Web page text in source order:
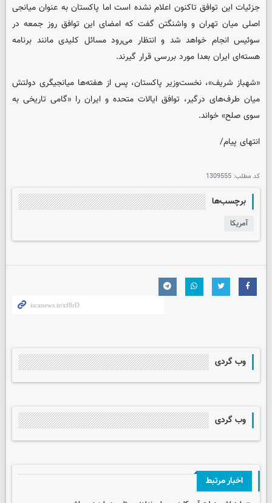
جزئیات این توافق تاکنون اعلام نشده است اما پاکستان به عنوان میانجی
اصلی میان تهران و واشنگتن گفت که امضای این توافق روز جمعه در
سوئیس انجام خواهد شد و انتظار می‌رود مسائل کلیدی مانند برنامه
هسته‌ای ایران بعدا مورد بررسی قرار گیرند.
«شهباز شریف»، نخست‌وزیر پاکستان، پس از هفته‌ها میانجیگری دولتش
میان طرف‌های درگیر، توافق ایالات متحده و ایران را «گامی تاریخی به
سوی صلح» خواند.
انتهای پیام/
کد مطلب: 1309555
برچسب‌ها
آمریکا
وب گردی
وب گردی
اخبار مرتبط